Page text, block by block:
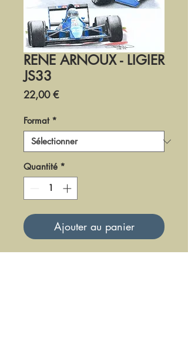
RENE ARNOUX - LIGIER
JS33
22,00 €Prix
Format *
Quantité *
Ajouter au panier